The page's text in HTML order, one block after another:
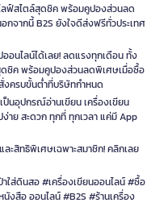
ลฟ์สไตล์สุดชิค พร้อมคูปองส่วนลด
กจากนี้ B2S ยังใจดีส่งฟรีทั่วประเทศ
อนไลน์ได้เลย! ลดแรงทุกเดือน ทั้ง
ดชิค พร้อมคูปองส่วนลดพิเศษเมื่อซื้อ
งครบขั้นต่ำที่บริษัทกำหนด
ป็นอุปกรณ์อ่านเขียน เครื่องเขียน
าย สะดวก ทุกที่ ทุกเวลา แค่มี App
ละสิทธิพิเศษเฉพาะสมาชิก! คลิกเลย
ใส่ดินสอ #เครื่องเขียนออนไลน์ #ซื้อ
งสือ ออนไลน์ #B2S #ร้านเครื่อง